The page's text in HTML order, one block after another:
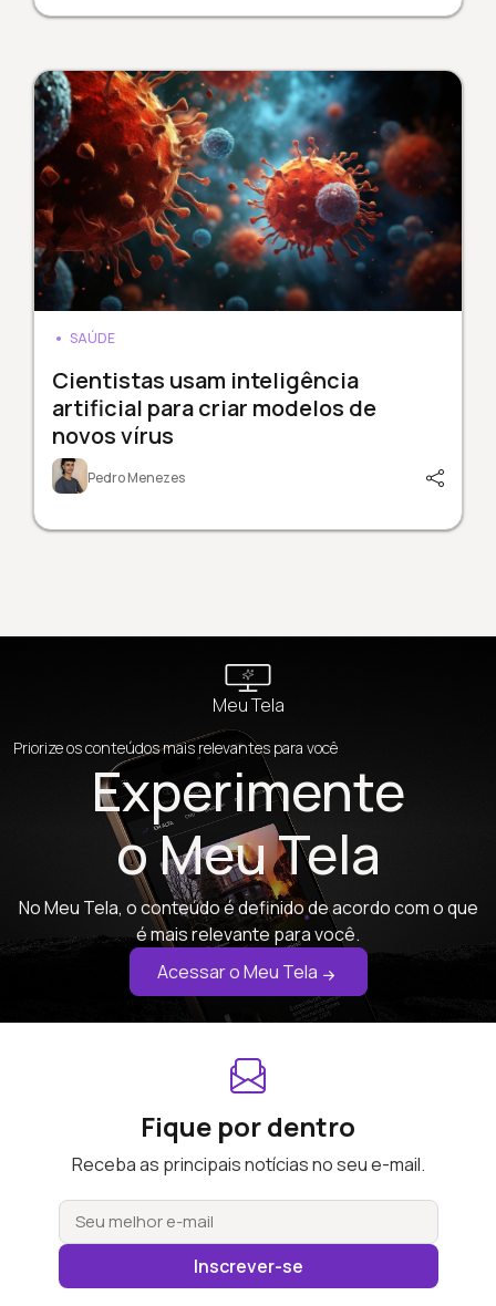
SAÚDE
Cientistas usam inteligência
artificial para criar modelos de
novos vírus
Pedro Menezes
Meu Tela
Priorize os conteúdos mais relevantes para você
Experimente
o Meu Tela
No Meu Tela, o conteúdo é definido de acordo com o que
é mais relevante para você.
Acessar o Meu Tela
Fique por dentro
Receba as principais notícias no seu e-mail.
Inscrever-se